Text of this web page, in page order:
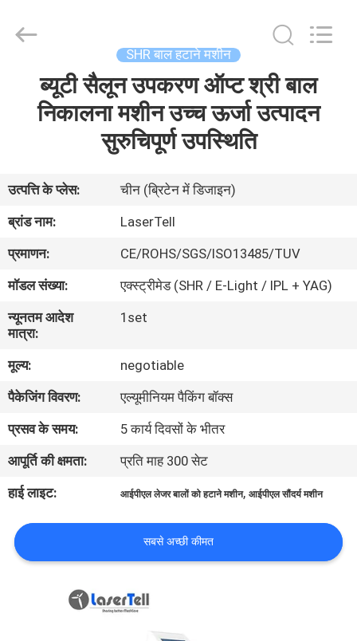
हमारे
बारे
में
कारखाना
भ्रमण
गुणवत्ता
नियंत्रण
आपूर्तिकर्ता.
Copyright
shrlasermachine.com.
SHR बाल हटाने मशीन
ब्यूटी सैलून उपकरण ऑप्ट श्री बाल
निकालना मशीन उच्च ऊर्जा उत्पादन
सुरुचिपूर्ण उपस्थिति
उत्पत्ति के प्लेस:
चीन (ब्रिटेन में डिजाइन)
ब्रांड नाम:
LaserTell
प्रमाणन:
CE/ROHS/SGS/ISO13485/TUV
मॉडल संख्या:
एक्स्ट्रीमेड (SHR / E-Light / IPL + YAG)
न्यूनतम आदेश
मात्रा:
1set
मूल्य:
negotiable
पैकेजिंग विवरण:
एल्यूमीनियम पैकिंग बॉक्स
प्रसव के समय:
5 कार्य दिवसों के भीतर
आपूर्ति की क्षमता:
प्रति माह 300 सेट
हाई लाइट:
आईपीएल लेजर बालों को हटाने मशीन,आईपीएल सौंदर्य मशीन
सबसे अच्छी कीमत